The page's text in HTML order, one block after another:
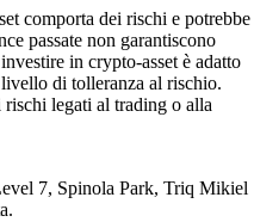
comporta dei rischi e potrebbe
passate non garantiscono
in crypto-asset è adatto
di tolleranza al rischio.
legati al trading o alla
7, Spinola Park, Triq Mikiel